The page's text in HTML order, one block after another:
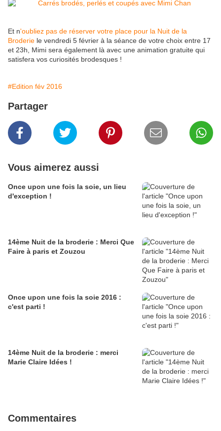
Et n'oubliez pas de réserver votre place pour la Nuit de la
Broderie le vendredi 5 février à la séance de votre choix entre 17
et 23h, Mimi sera également là avec une animation gratuite qui
satisfera vos curiosités brodesques !
#Edition fév 2016
Partager
Vous aimerez aussi
Once upon une fois la soie, un lieu
d'exception !
14ème Nuit de la broderie : Merci Que
Faire à paris et Zouzou
Once upon une fois la soie 2016 :
c'est parti !
14ème Nuit de la broderie : merci
Marie Claire Idées !
Commentaires